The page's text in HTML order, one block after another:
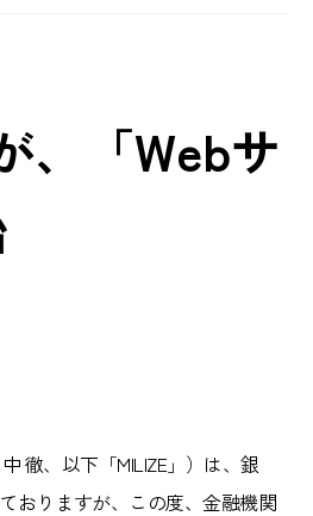
、「Webサ
徹、以下「MILIZE」）は、銀
おりますが、この度、金融機関